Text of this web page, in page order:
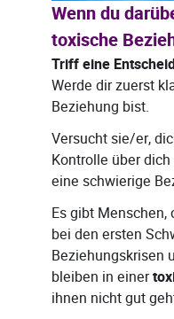
Wenn du
toxische
Triff eine
Werde dir zuerst
Beziehung bist.
Versucht sie/er,
Kontrolle über
eine schwierige
Es gibt
bei den ersten
Beziehungskrisen
bleiben in einer
ihnen nicht gut